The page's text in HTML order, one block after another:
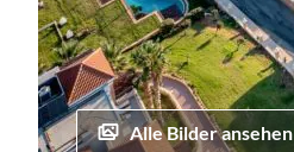
Alle Bilder ansehen